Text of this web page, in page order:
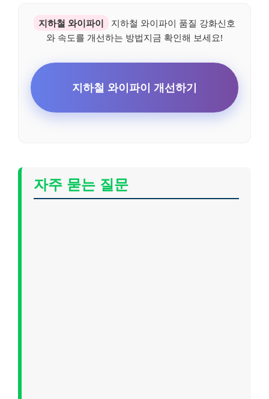
지하철 와이파이
지하철 와이파이 품질 강화신호
와 속도를 개선하는 방법지금 확인해 보세요!
지하철 와이파이 개선하기
자주 묻는 질문